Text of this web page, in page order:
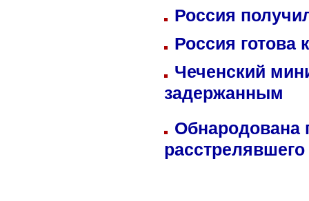
Россия
Россия готова
Чеченский
задержанным
Обнародована